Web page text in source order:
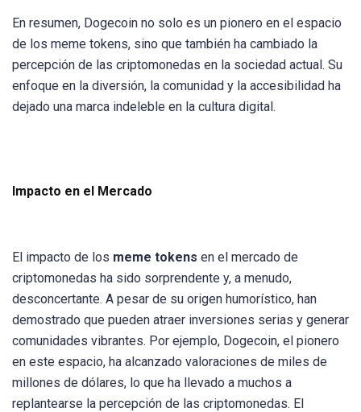
En resumen, Dogecoin no solo es un pionero en el espacio
de los meme tokens, sino que también ha cambiado la
percepción de las criptomonedas en la sociedad actual. Su
enfoque en la diversión, la comunidad y la accesibilidad ha
dejado una marca indeleble en la cultura digital.
Impacto en el Mercado
El impacto de los meme tokens en el mercado de
criptomonedas ha sido sorprendente y, a menudo,
desconcertante. A pesar de su origen humorístico, han
demostrado que pueden atraer inversiones serias y generar
comunidades vibrantes. Por ejemplo, Dogecoin, el pionero
en este espacio, ha alcanzado valoraciones de miles de
millones de dólares, lo que ha llevado a muchos a
replantearse la percepción de las criptomonedas. El